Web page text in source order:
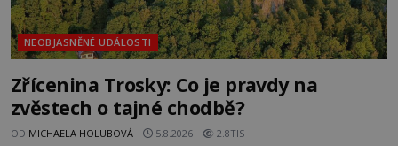
NEOBJASNĚNÉ UDÁLOSTI
Zřícenina Trosky: Co je pravdy na
zvěstech o tajné chodbě?
OD MICHAELA HOLUBOVÁ 5.8.2026 2.8TIS